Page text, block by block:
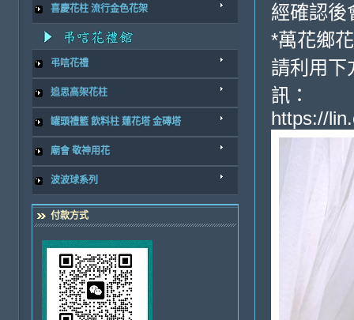
喜慶花柱 流行金色花架
弔唁花禮
追思高架花柱
罐頭禮籃 飲料柱 蓮花塔 金磚塔
廟會 敬神用花
波波球系列
付款方式
經確認後
*萬花鄉
請利用下
訊：
https://